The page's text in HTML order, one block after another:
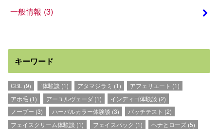
一般情報 (3)
キーワード
CBL (9) `体験談 (1) アタマジラミ (1) アフェリエート (1)
アホ毛 (1) アーユルヴェーダ(1) インディゴ体験談 (2)
ノープー (3) ハーバルカラー体験談 (3) パッチテスト (2)
フェイスクリーム体験談 (1) フェイスパック (1) ヘナとローズ(5)